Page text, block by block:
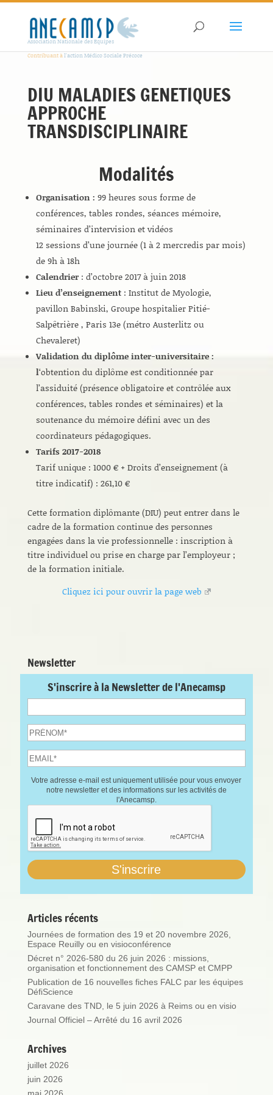
Association Nationale des Equipes
Contribuant àl'action Médico Sociale Précoce
DIU MALADIES GENETIQUES
APPROCHE
TRANSDISCIPLINAIRE
Modalités
Organisation : 99 heures sous forme de
conférences, tables rondes, séances mémoire,
séminaires d’intervision et vidéos
12 sessions d’une journée (1 à 2 mercredis par mois)
de 9h à 18h
Calendrier: d’octobre 2017 à juin 2018
Lieu d’enseignement: Institut de Myologie,
pavillon Babinski, Groupe hospitalier Pitié-
Salpêtrière , Paris 13e (métro Austerlitz ou
Chevaleret)
Validation du diplôme inter-universitaire :
l‘obtention du diplôme est conditionnée par
l’assiduité (présence obligatoire et contrôlée aux
conférences, tables rondes et séminaires) et la
soutenance du mémoire défini avec un des
coordinateurs pédagogiques.
Tarifs 2017-2018
Tarif unique : 1000 € + Droits d’enseignement (à
titre indicatif) : 261,10 €
Cette formation diplômante (DIU) peut entrer dans le
cadre de la formation continue des personnes
engagées dans la vie professionnelle : inscription à
titre individuel ou prise en charge par l’employeur ;
de la formation initiale.
Cliquez ici pour ouvrir la page web
Newsletter
S'inscrire à la Newsletter de l'Anecamsp
Votre adresse e-mail est uniquement utilisée pour vous envoyer
notre newsletter et des informations sur les activités de
l'Anecamsp.
Articles récents
Journées de formation des 19 et 20 novembre 2026,
Espace Reuilly ou en visioconférence
Décret n° 2026-580 du 26 juin 2026 : missions,
organisation et fonctionnement des CAMSP et CMPP
Publication de 16 nouvelles fiches FALC par les équipes
DéfiScience
Caravane des TND, le 5 juin 2026 à Reims ou en visio
Journal Officiel – Arrêté du 16 avril 2026
Archives
juillet 2026
juin 2026